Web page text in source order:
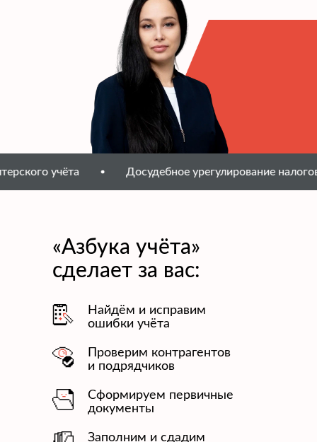
Досудебное урегулирование налоговых споров
«Азбука учёта»
сделает за вас:
Найдём и исправим
ошибки учёта
Сформируем первичные
документы
Проверим контрагентов
и подрядчиков
Заполним и сдадим